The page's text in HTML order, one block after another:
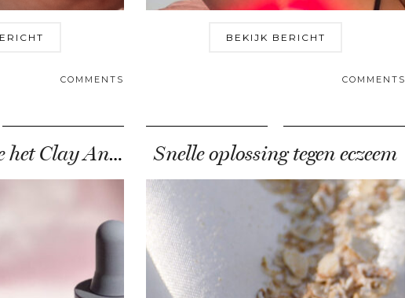
COMMENTS
BEKIJK BERICHT
COMMENTS
Dit is waarom je het Clay And Glow … Snelle oplossing tegen eczeem